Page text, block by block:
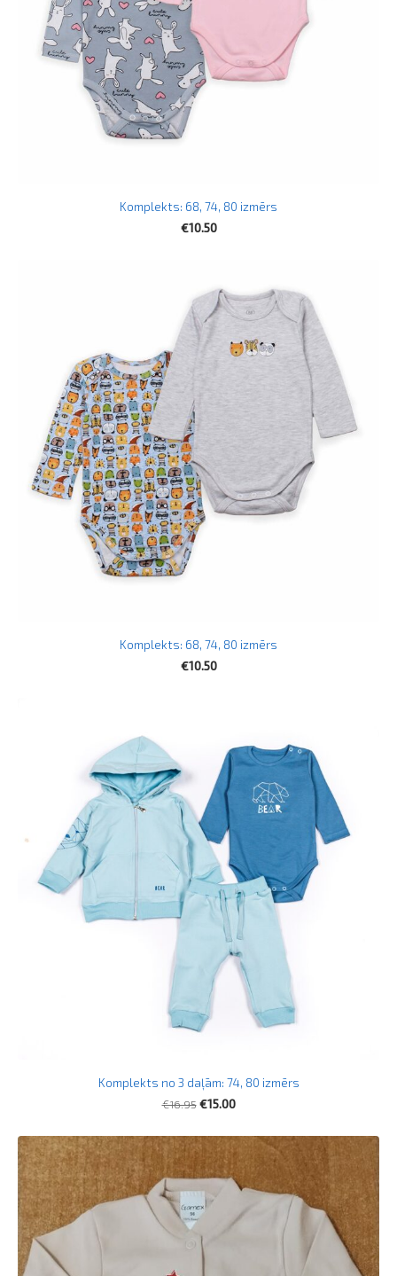
Komplekts: 68, 74, 80 izmērs
€10.50
Komplekts: 68, 74, 80 izmērs
€10.50
Komplekts no 3 daļām: 74, 80 izmērs
€16.95 €15.00